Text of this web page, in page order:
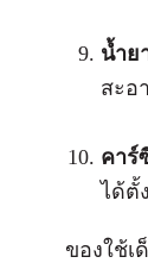
น้ำย
สะอ
คาร์
ได้ตั้
ของใช้เ